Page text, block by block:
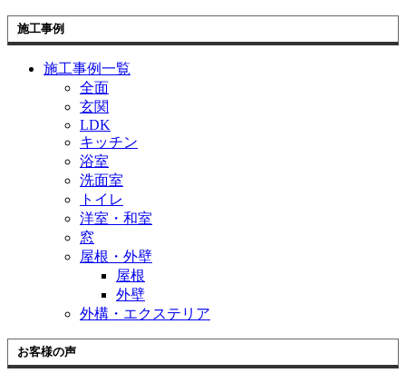
施工事例
施工事例一覧
全面
玄関
LDK
キッチン
浴室
洗面室
トイレ
洋室・和室
窓
屋根・外壁
屋根
外壁
外構・エクステリア
お客様の声